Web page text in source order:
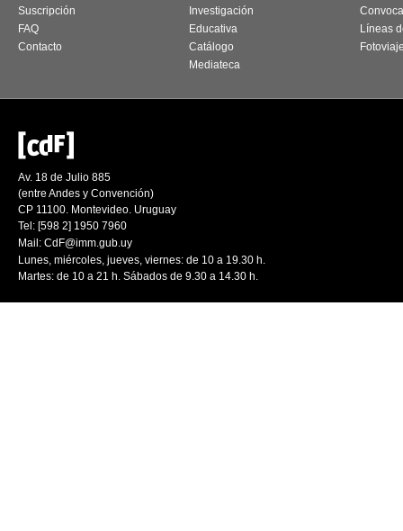
Suscripción
FAQ
Contacto
Investigación
Educativa
Catálogo
Mediateca
Líneas
Av. 18 de Julio 885
(entre Andes y Convención)
CP 11100. Montevideo. Uruguay
Tel: [598 2] 1950 7960
Mail: CdF@imm.gub.uy
Lunes, miércoles, jueves, viernes: de 10 a 19.30 h.
Martes: de 10 a 21 h. Sábados de 9.30 a 14.30 h.